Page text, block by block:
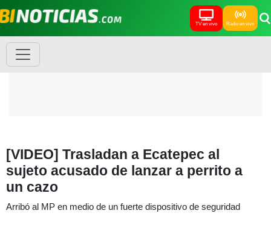
TV en vivo Radio en vivo
[VIDEO] Trasladan a Ecatepec al
sujeto acusado de lanzar a perrito a
un cazo
Arribó al MP en medio de un fuerte dispositivo de seguridad